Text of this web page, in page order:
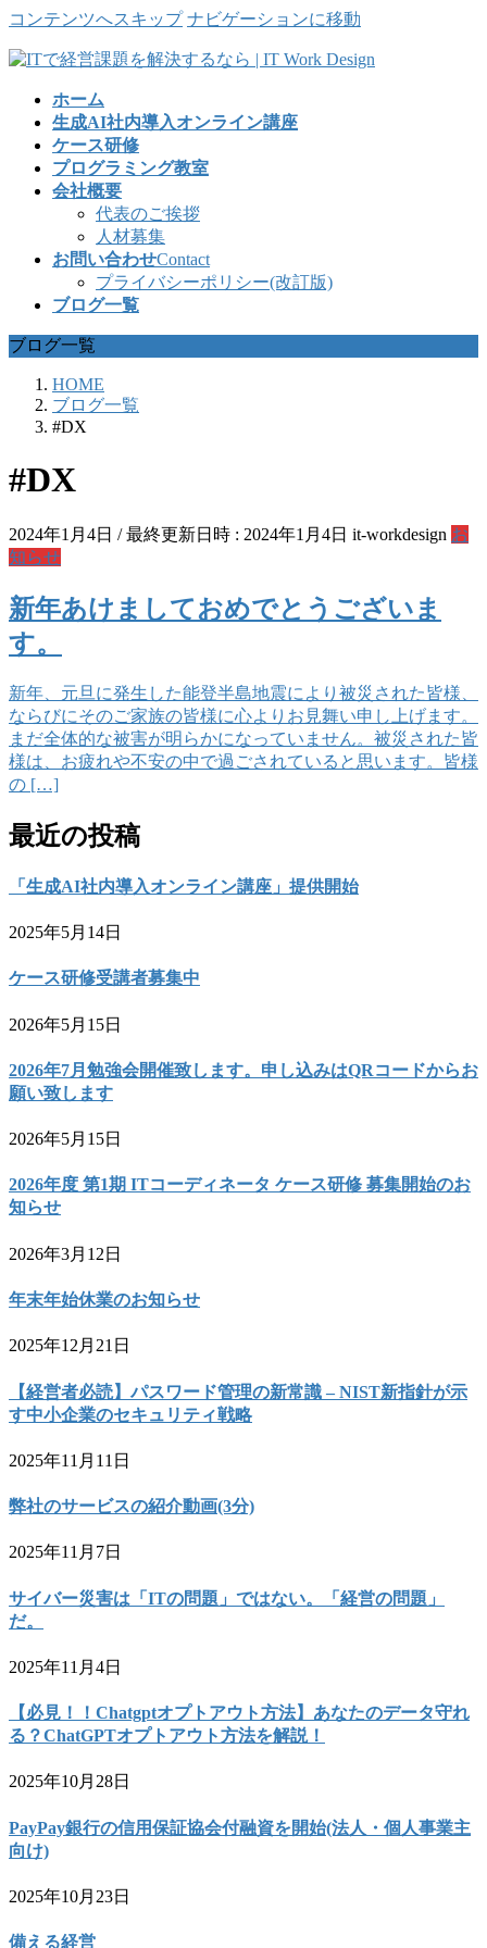
コンテンツへスキップ ナビゲーションに移動
ホーム
生成AI社内導入オンライン講座
ケース研修
プログラミング教室
会社概要
代表のご挨拶
人材募集
お問い合わせContact
プライバシーポリシー(改訂版)
ブログ一覧
ブログ一覧
HOME
ブログ一覧
#DX
#DX
2024年1月4日 / 最終更新日時 : 2024年1月4日 it-workdesign お
知らせ
新年あけましておめでとうございま
す。
新年、元旦に発生した能登半島地震により被災された皆様、
ならびにそのご家族の皆様に心よりお見舞い申し上げます。
まだ全体的な被害が明らかになっていません。被災された皆
様は、お疲れや不安の中で過ごされていると思います。皆様
の […]
最近の投稿
「生成AI社内導入オンライン講座」提供開始
2025年5月14日
ケース研修受講者募集中
2026年5月15日
2026年7月勉強会開催致します。申し込みはQRコードからお
願い致します
2026年5月15日
2026年度 第1期 ITコーディネータ ケース研修 募集開始のお
知らせ
2026年3月12日
年末年始休業のお知らせ
2025年12月21日
【経営者必読】パスワード管理の新常識 – NIST新指針が示
す中小企業のセキュリティ戦略
2025年11月11日
弊社のサービスの紹介動画(3分)
2025年11月7日
サイバー災害は「ITの問題」ではない。「経営の問題」
だ。
2025年11月4日
【必見！！Chatgptオプトアウト方法】あなたのデータ守れ
る？ChatGPTオプトアウト方法を解説！
2025年10月28日
PayPay銀行の信用保証協会付融資を開始(法人・個人事業主
向け)
2025年10月23日
備える経営